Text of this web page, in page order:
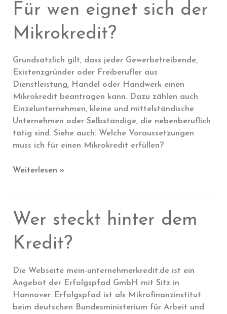
für
Für wen eignet sich der
Mikrokredit?
Grundsätzlich gilt, dass jeder Gewerbetreibende,
Existenzgründer oder Freiberufler aus
Dienstleistung, Handel oder Handwerk einen
Mikrokredit beantragen kann. Dazu zählen auch
Einzelunternehmen, kleine und mittelständische
Unternehmen oder Selbständige, die nebenberuflich
tätig sind. Siehe auch: Welche Voraussetzungen
muss ich für einen Mikrokredit erfüllen?
Für
eignet
der
Weiterlesen »
Wer steckt hinter dem
Kredit?
Die Webseite mein-unternehmerkredit.de ist ein
Angebot der Erfolgspfad GmbH mit Sitz in
Hannover. Erfolgspfad ist als Mikrofinanzinstitut
beim deutschen Bundesministerium für Arbeit und